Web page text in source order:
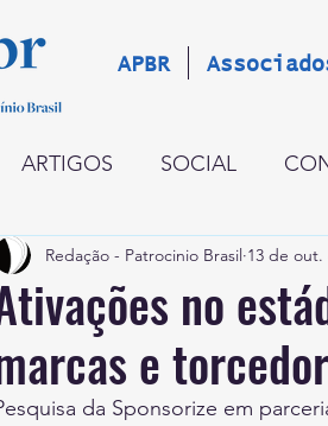
APBR
ARTIGOS SOCIAL
RADAR GESTÃO
PATROCÍNIO
no
e
Redação - Patrocinio Brasil 13 de out.
da Sponsorize em